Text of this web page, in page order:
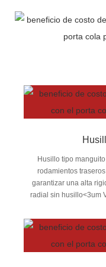
Husillo tipo
rodamientos
garantizar una alta
radial sin husillo<3um